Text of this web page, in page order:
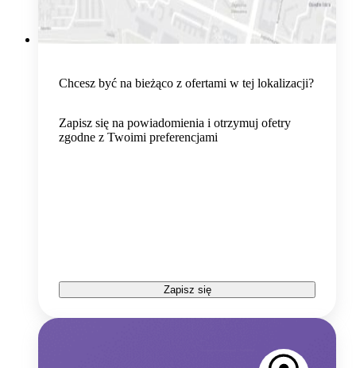
Chcesz być na bieżąco z ofertami w tej lokalizacji?
Zapisz się na powiadomienia i otrzymuj ofetry
zgodne z Twoimi preferencjami
Zapisz się